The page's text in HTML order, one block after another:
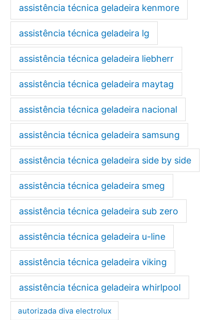
assistência técnica geladeira kenmore
assistência técnica geladeira lg
assistência técnica geladeira liebherr
assistência técnica geladeira maytag
assistência técnica geladeira nacional
assistência técnica geladeira samsung
assistência técnica geladeira side by side
assistência técnica geladeira smeg
assistência técnica geladeira sub zero
assistência técnica geladeira u-line
assistência técnica geladeira viking
assistência técnica geladeira whirlpool
autorizada diva electrolux